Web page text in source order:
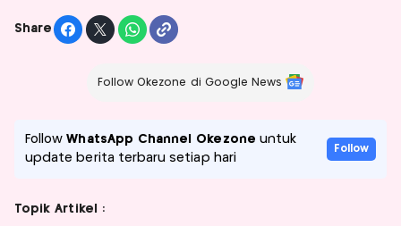
Share
Follow Okezone di Google News
FollowWhatsApp Channel Okezone untuk
update berita terbaru setiap hari
Follow
Topik Artikel :